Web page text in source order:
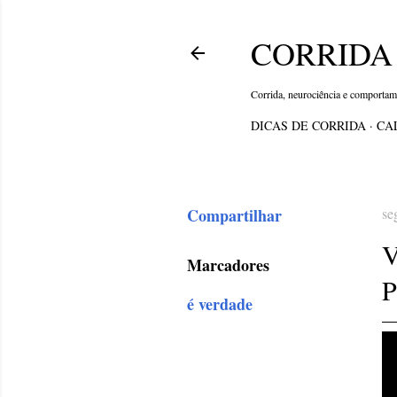
Corrida, neurociência e
DICAS DE CORRIDA
Compartilhar
Marcadores
é verdade